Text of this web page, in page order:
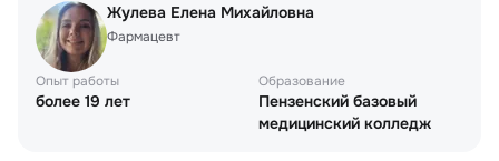
Жулева Елена Михайловна
Фармацевт
Опыт работы
более 19 лет
Образование
Пензенский базовый
медицинский колледж